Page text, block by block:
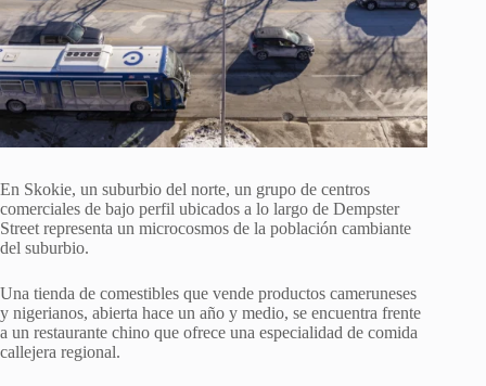
En Skokie, un suburbio del norte, un grupo de centros
comerciales de bajo perfil ubicados a lo largo de Dempster
Street representa un microcosmos de la población cambiante
del suburbio.
Una tienda de comestibles que vende productos cameruneses
y nigerianos, abierta hace un año y medio, se encuentra frente
a un restaurante chino que ofrece una especialidad de comida
callejera regional.